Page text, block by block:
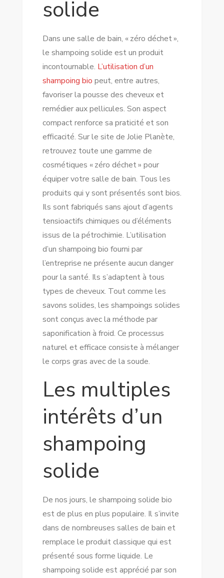
solide
Dans une salle de bain, « zéro déchet »,
le shampoing solide est un produit
incontournable. L’utilisation d’un
shampoing bio peut, entre autres,
favoriser la pousse des cheveux et
remédier aux pellicules. Son aspect
compact renforce sa praticité et son
efficacité. Sur le site de Jolie Planète,
retrouvez toute une gamme de
cosmétiques « zéro déchet » pour
équiper votre salle de bain. Tous les
produits qui y sont présentés sont bios.
Ils sont fabriqués sans ajout d’agents
tensioactifs chimiques ou d’éléments
issus de la pétrochimie. L’utilisation
d’un shampoing bio fourni par
l’entreprise ne présente aucun danger
pour la santé. Ils s’adaptent à tous
types de cheveux. Tout comme les
savons solides, les shampoings solides
sont conçus avec la méthode par
saponification à froid. Ce processus
naturel et efficace consiste à mélanger
le corps gras avec de la soude.
Les multiples
intérêts d’un
shampoing
solide
De nos jours, le shampoing solide bio
est de plus en plus populaire. Il s’invite
dans de nombreuses salles de bain et
remplace le produit classique qui est
présenté sous forme liquide. Le
shampoing solide est apprécié par son